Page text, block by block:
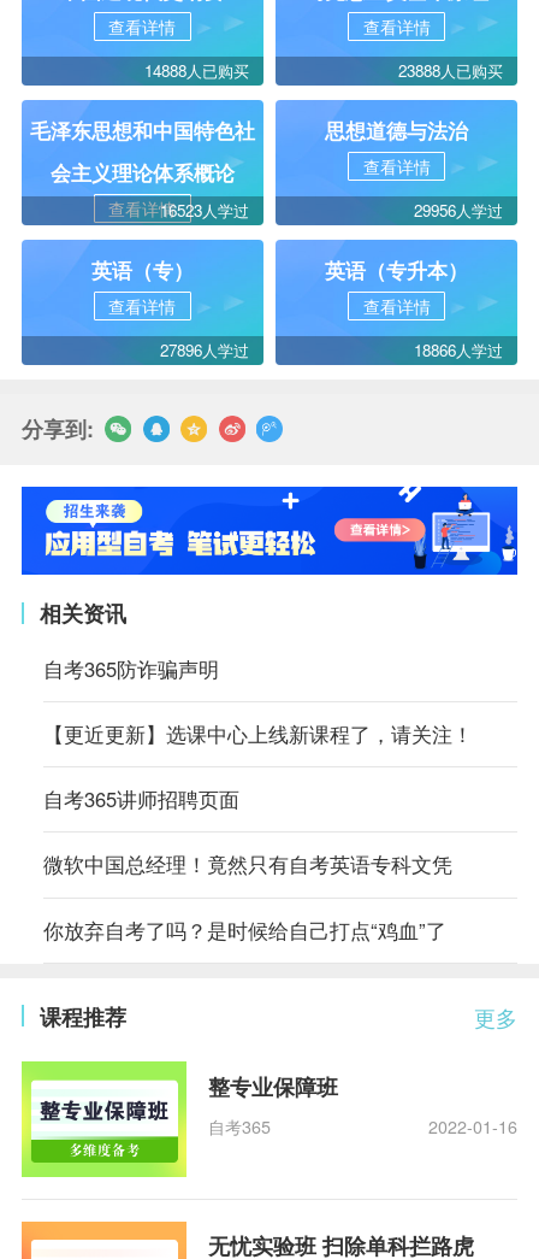
查看详情
14888人已购买
查看详情
23888人已购买
毛泽东思想和中国特色社
会主义理论体系概论
查看详情16523人学过
思想道德与法治
查看详情
29956人学过
英语（专）
查看详情
27896人学过
英语（专升本）
查看详情
18866人学过
分享到:
相关资讯
自考365防诈骗声明
【更近更新】选课中心上线新课程了，请关注！
自考365讲师招聘页面
微软中国总经理！竟然只有自考英语专科文凭
你放弃自考了吗？是时候给自己打点“鸡血”了
更多
课程推荐
整专业保障班
自考365 2022-01-16
无忧实验班 扫除单科拦路虎